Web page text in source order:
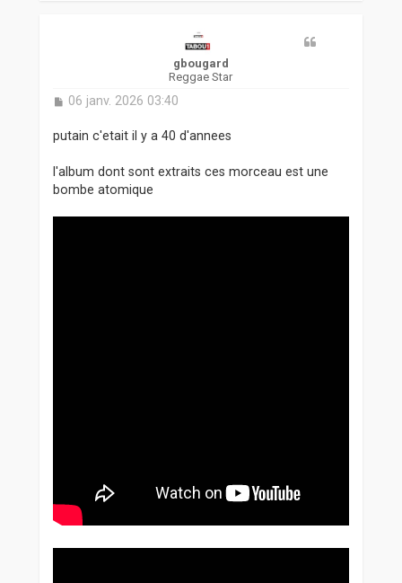
gbougard
Reggae Star
M
s
g
e
06 janv. 2026 03:40
putain c'etait il y a 40 d'annees
l'album dont sont extraits ces morceau est une
bombe atomique